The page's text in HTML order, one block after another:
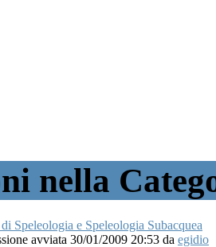
nella
di Speleologia e Speleologia Subacquea
avviata 30/01/2009 20:53 da egidio